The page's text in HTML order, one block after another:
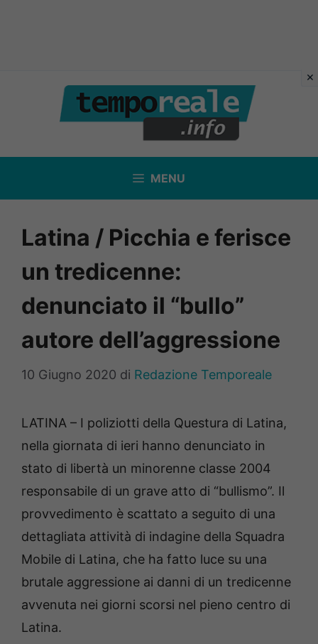
contenuto
MENU
Latina / Picchia e ferisce
un tredicenne:
denunciato il “bullo”
autore dell’aggressione
10 Giugno 2020 di Redazione Temporeale
LATINA – I poliziotti della Questura di Latina,
nella giornata di ieri hanno denunciato in
stato di libertà un minorenne classe 2004
responsabile di un grave atto di “bullismo”. Il
provvedimento è scattato a seguito di una
dettagliata attività di indagine della Squadra
Mobile di Latina, che ha fatto luce su una
brutale aggressione ai danni di un tredicenne
avvenuta nei giorni scorsi nel pieno centro di
Latina.